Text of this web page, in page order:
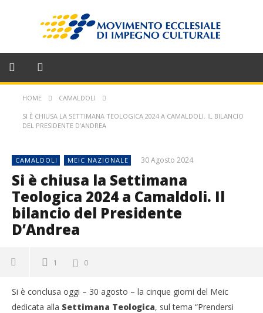
HOME CAMALDOLI
SI È CHIUSA LA SETTIMANA TEOLOGICA 2024 A CAMALDOLI. IL BILANCIO
DEL PRESIDENTE D’ANDREA
CAMALDOLI MEIC NAZIONALE 30 Agosto 2024
Si è chiusa la Settimana
Teologica 2024 a Camaldoli. Il
bilancio del Presidente
D’Andrea
1 0
Si è conclusa oggi – 30 agosto – la cinque giorni del Meic
dedicata alla Settimana Teologica, sul tema “Prendersi